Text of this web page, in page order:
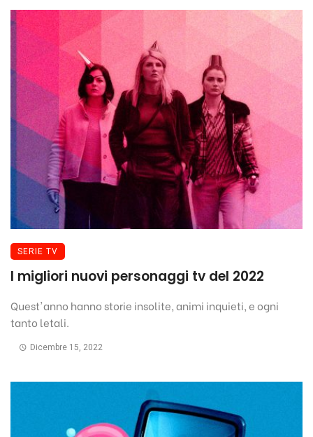
SERIE TV
I migliori nuovi personaggi tv del 2022
Quest'anno hanno storie insolite, animi inquieti, e ogni
tanto letali.
Dicembre 15, 2022